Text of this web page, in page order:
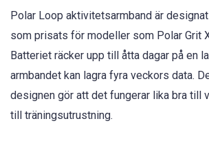
Polar Loop aktivitetsarmband är
som prisats för modeller som Polar Grit
Batteriet räcker upp till åtta dagar på en
armbandet kan lagra fyra veckors data.
designen gör att det fungerar lika bra till
till träningsutrustning.